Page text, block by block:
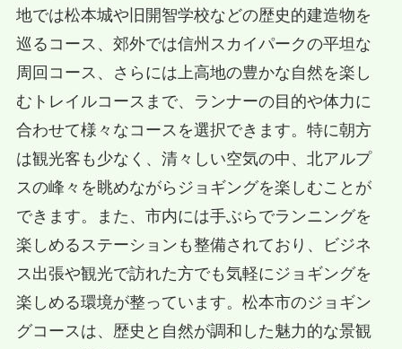
地では松本城や旧開智学校などの歴史的建造物を
巡るコース、郊外では信州スカイパークの平坦な
周回コース、さらには上高地の豊かな自然を楽し
むトレイルコースまで、ランナーの目的や体力に
合わせて様々なコースを選択できます。特に朝方
は観光客も少なく、清々しい空気の中、北アルプ
スの峰々を眺めながらジョギングを楽しむことが
できます。また、市内には手ぶらでランニングを
楽しめるステーションも整備されており、ビジネ
ス出張や観光で訪れた方でも気軽にジョギングを
楽しめる環境が整っています。松本市のジョギン
グコースは、歴史と自然が調和した魅力的な景観